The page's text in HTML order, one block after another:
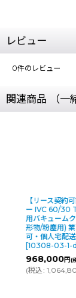
レビュー
0件のレビュー
関連商品 （一
【リース契約
ー IVC 60/30
用バキューム
形物/粉塵用)
可・個人宅配送
[10308-03-1-
968,000円(
(税込 :